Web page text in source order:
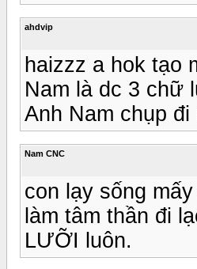
ahdvip
haizzz a hok tạo
Nam là dc 3 chữ
Anh Nam chụp
Nam CNC
con lạy sống
làm tâm thần đi
LƯỠI luôn.